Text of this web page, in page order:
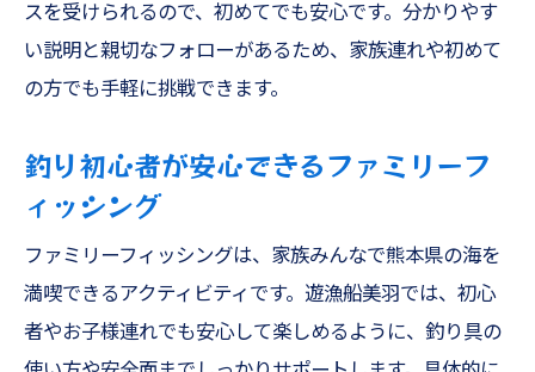
スを受けられるので、初めてでも安心です。分かりやす
い説明と親切なフォローがあるため、家族連れや初めて
の方でも手軽に挑戦できます。
釣り初心者が安心できるファミリーフ
ィッシング
ファミリーフィッシングは、家族みんなで熊本県の海を
満喫できるアクティビティです。遊漁船美羽では、初心
者やお子様連れでも安心して楽しめるように、釣り具の